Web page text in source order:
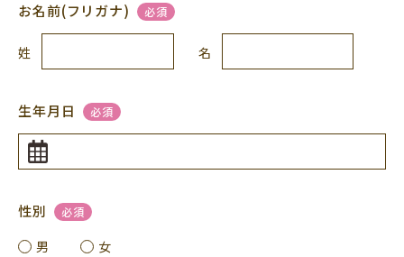
お名前(フリガナ) 必須
姓 名
生年月日 必須
性別 必須
男 女